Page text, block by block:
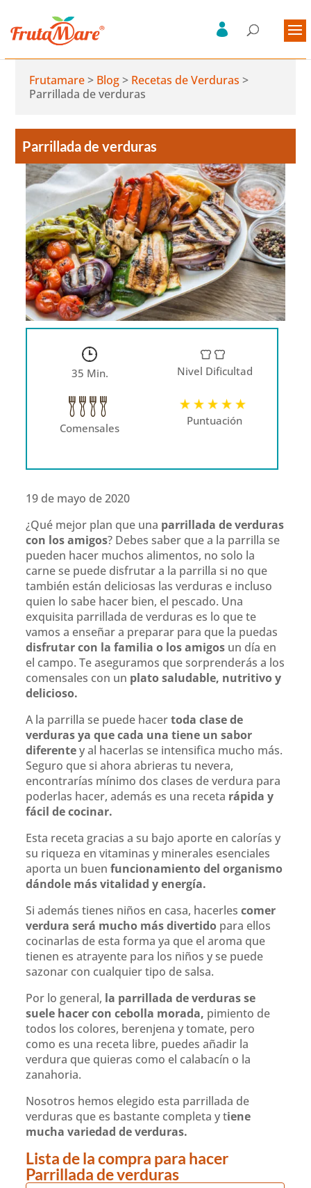
Frutamare> Blog> Recetas de Verduras >
Parrillada de verduras
Parrillada de verduras
35 Min. Nivel Dificultad
Comensales
Puntuación
19 de mayo de 2020
¿Qué mejor plan que una parrillada de verduras
con los amigos? Debes saber que a la parrilla se
pueden hacer muchos alimentos, no solo la
carne se puede disfrutar a la parrilla si no que
también están deliciosas las verduras e incluso
quien lo sabe hacer bien, el pescado. Una
exquisita parrillada de verduras es lo que te
vamos a enseñar a preparar para que la puedas
disfrutar con la familia o los amigos un día en
el campo. Te aseguramos que sorprenderás a los
comensales con un plato saludable, nutritivo y
delicioso.
A la parrilla se puede hacertoda clase de
verduras ya que cada una tiene un sabor
diferentey al hacerlas se intensifica mucho más.
Seguro que si ahora abrieras tu nevera,
encontrarías mínimo dos clases de verdura para
poderlas hacer, además es una receta rápida y
fácil de cocinar.
Esta receta gracias a su bajo aporte en calorías y
su riqueza en vitaminas y minerales esenciales
aporta un buenfuncionamiento del organismo
dándole más vitalidad y energía.
Si además tienes niños en casa, hacerlescomer
verdura será mucho más divertido para ellos
cocinarlas de esta forma ya que el aroma que
tienen es atrayente para los niños y se puede
sazonar con cualquier tipo de salsa.
Por lo general, la parrillada de verduras se
suele hacer con cebolla morada, pimiento de
todos los colores, berenjena y tomate, pero
como es una receta libre, puedes añadir la
verdura que quieras como el calabacín o la
zanahoria.
Nosotros hemos elegido esta parrillada de
verduras que es bastante completa y tiene
mucha variedad de verduras.
Lista de la compra para hacer
Parrillada de verduras